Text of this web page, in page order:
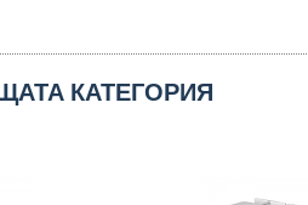
КАТЕГОРИЯ